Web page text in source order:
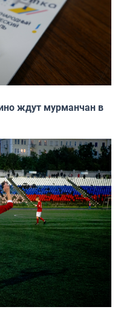
ждут мурманчан в